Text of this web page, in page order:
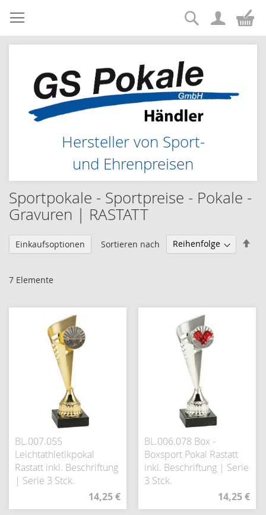
Zum
Inhalt
springen
Hersteller von Sport-
und Ehrenpreisen
Suche
Sportpokale - Sportpreise - Pokale -
Gravuren | RASTATT
Einkaufsoptionen
7 Elemente
Sortieren nach
BL.007.055
Leichtathletikpokal
Rastatt inkl. Beschriftung
| Serie 3 Stck.
14,25 €
BL.006.078 Box -
Boxsport Pokal Rastatt
inkl. Beschriftung | Serie
3 Stck.
14,25 €